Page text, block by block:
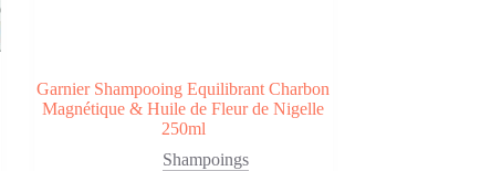
Garnier Shampooing Equilibrant Charbon
Magnétique & Huile de Fleur de Nigelle
250ml
Shampoings